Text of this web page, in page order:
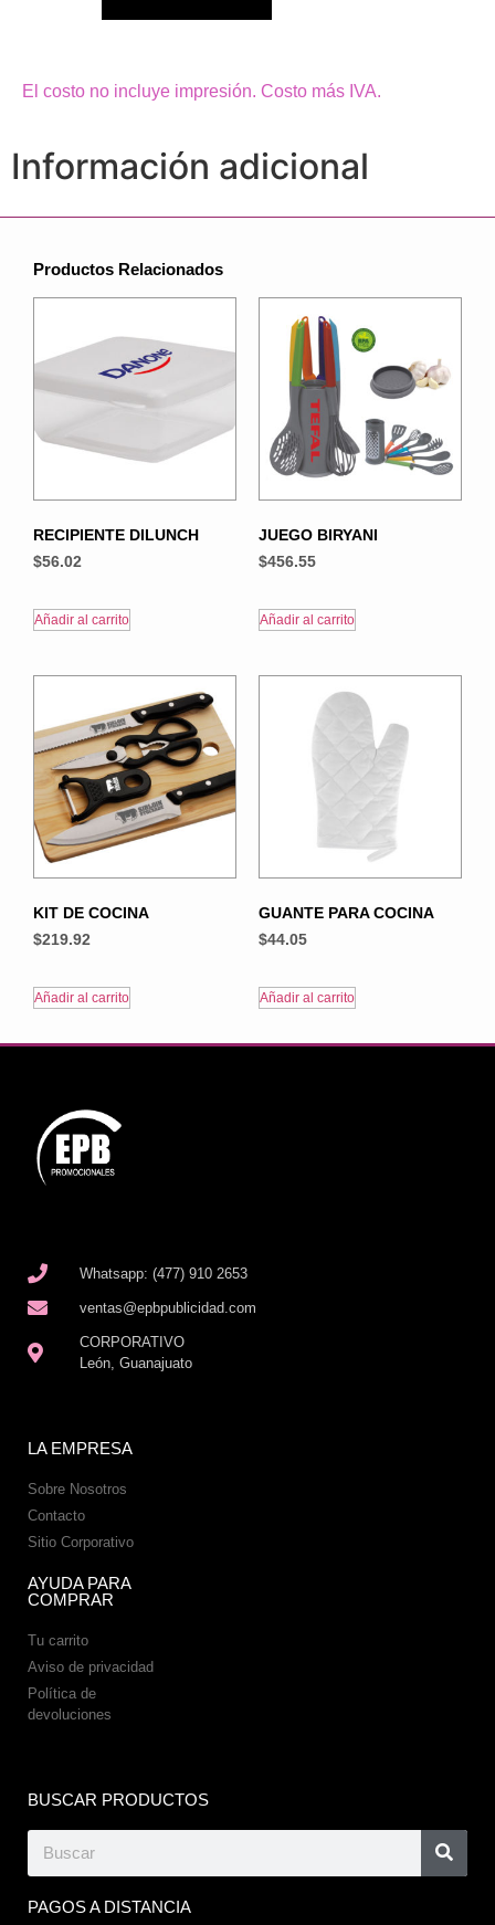
El costo no incluye impresión. Costo más IVA.
Información adicional
Productos Relacionados
RECIPIENTE DILUNCH
$56.02
Añadir al carrito
JUEGO BIRYANI
$456.55
Añadir al carrito
KIT DE COCINA
$219.92
Añadir al carrito
GUANTE PARA COCINA
$44.05
Añadir al carrito
Whatsapp: (477) 910 2653
ventas@epbpublicidad.com
CORPORATIVO
León, Guanajuato
LA EMPRESA
Sobre Nosotros
Contacto
Sitio Corporativo
AYUDA PARA
COMPRAR
Tu carrito
Aviso de privacidad
Política de
devoluciones
BUSCAR PRODUCTOS
PAGOS A DISTANCIA